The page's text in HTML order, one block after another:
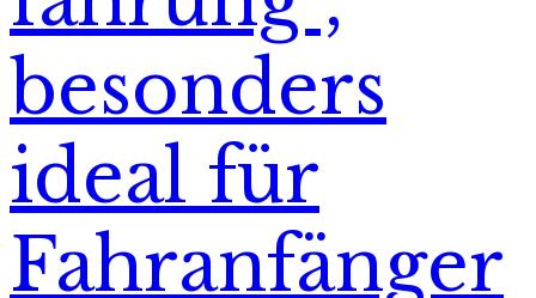
besonders
ideal für
Fahranfänger